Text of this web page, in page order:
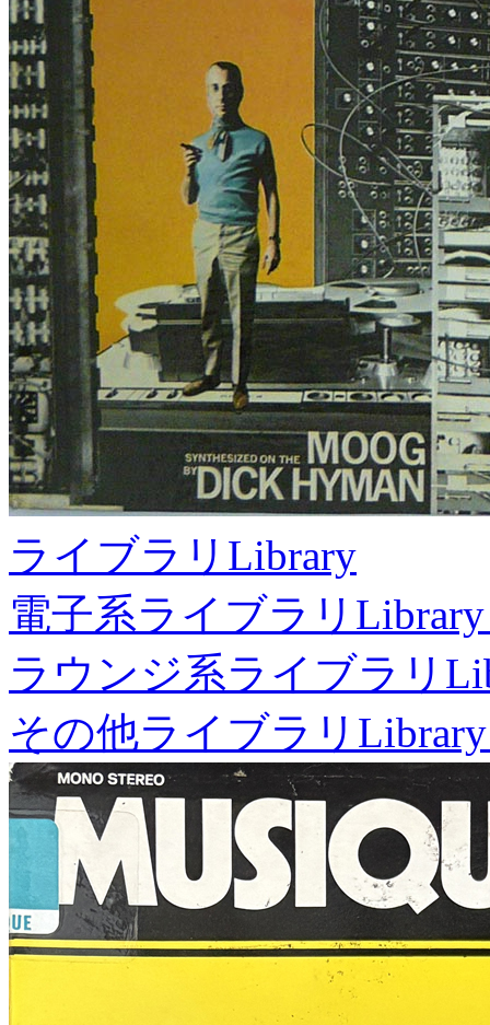
ライブラリ Library
電子系ライブラリ
ラウンジ系ライブラリ
その他ライブラリ